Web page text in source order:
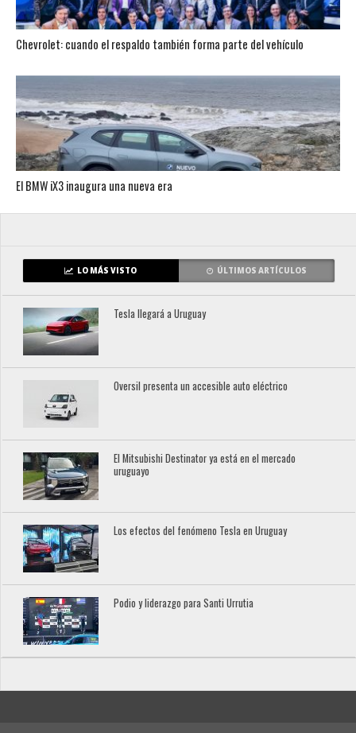
Chevrolet: cuando el respaldo también forma parte del vehículo
El BMW iX3 inaugura una nueva era
LO MÁS VISTO ÚLTIMOS ARTÍCULOS
Tesla llegará a Uruguay
Oversil presenta un accesible auto eléctrico
El Mitsubishi Destinator ya está en el mercado
uruguayo
Los efectos del fenómeno Tesla en Uruguay
Podio y liderazgo para Santi Urrutia